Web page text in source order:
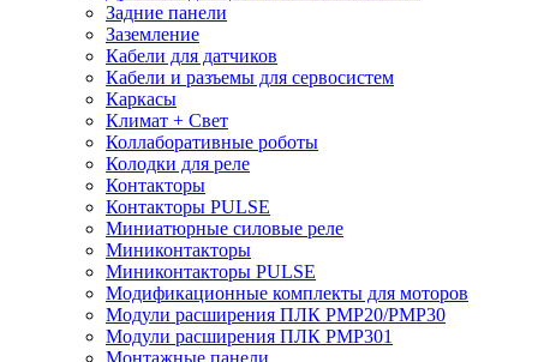
Задние панели
Заземление
Кабели для датчиков
Кабели и разъемы для сервосистем
Каркасы
Климат + Свет
Коллаборативные роботы
Колодки для реле
Контакторы
Контакторы PULSE
Миниатюрные силовые реле
Миниконтакторы
Миниконтакторы PULSE
Модификационные комплекты для моторов
Модули расширения ПЛК PMP20/PMP30
Модули расширения ПЛК PMP301
Монтажные панели